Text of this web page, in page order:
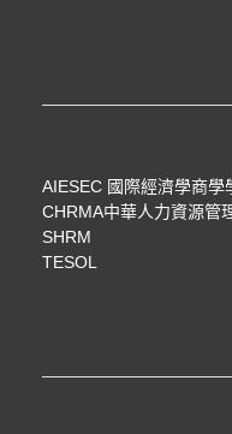
AIESEC 國際經濟學商學
CHRMA中華人力資源管
SHRM
TESOL